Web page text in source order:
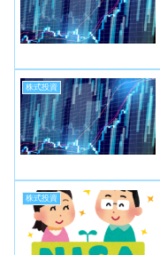
株式投資
株式投資